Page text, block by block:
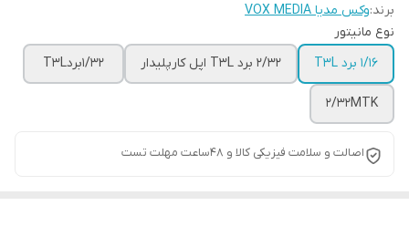
برند:وکس مدیا VOX MEDIA
نوع مانیتور
1/16 برد T3L
2/32 برد T3L اپل کارپلیدار 1/32بردT3L
2/32MTK
اصالت و سلامت فیزیکی کالا و 48ساعت مهلت تست